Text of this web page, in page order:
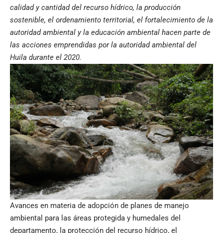
calidad y cantidad del recurso hídrico, la producción
sostenible, el ordenamiento territorial, el fortalecimiento de la
autoridad ambiental y la educación ambiental hacen parte de
las acciones emprendidas por la autoridad ambiental del
Huila durante el 2020.
Avances en materia de adopción de planes de manejo
ambiental para las áreas protegida y humedales del
departamento, la protección del recurso hídrico, el